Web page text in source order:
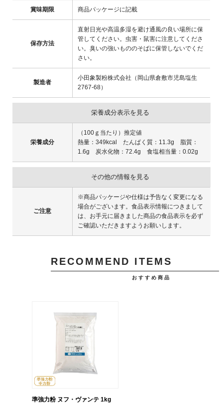
賞味期限 商品パッケージに記載
保存方法
直射日光や高温多湿を避け通風の良い場所に保
管してください。虫害・鼠害に注意してくださ
い。臭いの強いもののそばに保管しないでくだ
さい。
製造者
小田象製粉株式会社（岡山県倉敷市児島塩生
2767-68）
栄養成分表示を見る
栄養成分
（100ｇ当たり）推定値
熱量：349kcal たんぱく質：11.3g 脂質：
1.6g 炭水化物：72.4g 食塩相当量：0.02g
その他の情報を見る
ご注意
※商品パッケージや仕様は予告なく変更になる
場合がございます。食品表示情報につきまして
は、お手元に届きました商品の食品表示を必ず
ご確認いただきますようお願いします。
RECOMMEND ITEMS
おすすめ商品
準強力粉 ヌフ・ヴァンテ 1kg